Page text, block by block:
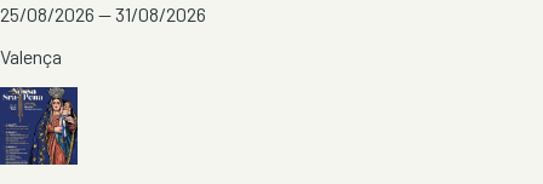
25/08/2026 — 31/08/2026
Valença